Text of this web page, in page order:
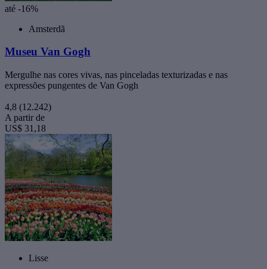
até -16%
Amsterdã
Museu Van Gogh
Mergulhe nas cores vivas, nas pinceladas texturizadas e nas
expressões pungentes de Van Gogh
4,8 (12.242)
A partir de
US$ 31,18
Lisse